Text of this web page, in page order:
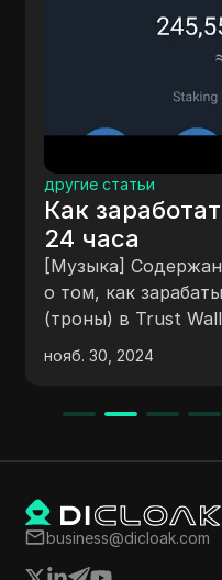
статьи
заработать
Содержание - это
как зарабатывать
в Trust Wallet через
объясняет шаги по
и заработку бонусов
проведения
2024
business@dicloak.com